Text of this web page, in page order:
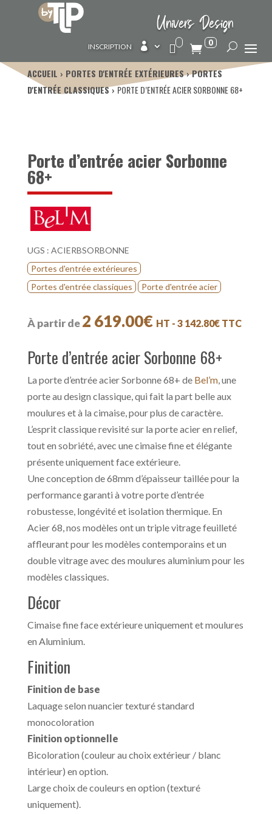
Univers Design
INSCRIPTION  0
ACCUEIL PORTES D'ENTRÉE EXTÉRIEURES
PORTES
D'ENTRÉE CLASSIQUES
PORTE D’ENTRÉE ACIER SORBONNE 68+
Porte d’entrée acier Sorbonne
68+
UGS : ACIERBSORBONNE
Portes d'entrée extérieures
Portes d'entrée classiques
Porte d'entrée acier
2 619.00€ HT - 3 142.80€TTC
Porte d’entrée acier Sorbonne 68+
La porte d’entrée acier Sorbonne 68+ de Bel’m, une
porte au design classique, qui fait la part belle aux
moulures et à la cimaise, pour plus de caractère.
L’esprit classique revisité sur la porte acier en relief,
tout en sobriété, avec une cimaise fine et élégante
présente uniquement face extérieure.
Une conception de 68mm d’épaisseur taillée pour la
performance garanti à votre porte d’entrée
robustesse, longévité et isolation thermique. En
Acier 68, nos modèles ont un triple vitrage feuilleté
affleurant pour les modèles contemporains et un
double vitrage avec des moulures aluminium pour les
modèles classiques.
Décor
Cimaise fine face extérieure uniquement et moulures
en Aluminium.
Finition
Finition de base
Laquage selon nuancier texturé standard
monocoloration
Finition optionnelle
Bicoloration (couleur au choix extérieur / blanc
intérieur) en option.
Large choix de couleurs en option (texturé
uniquement).